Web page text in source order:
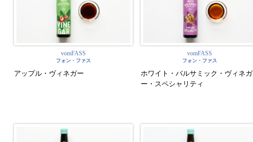
vomFASS
フォン・ファス
アップル・ヴィネガー
vomFASS
フォン・ファス
ホワイト・バルサミック・ヴィネガ
ー・スペシャリティ